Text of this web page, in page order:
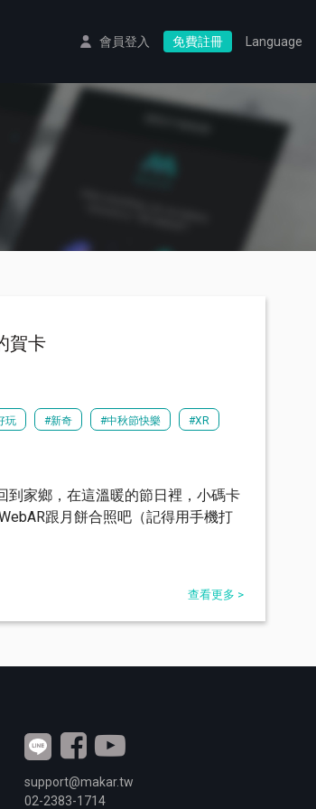
會員登入 免費註冊 Language
賀卡
玩 #新奇 #中秋節快樂 #XR
到家鄉，在這溫暖的節日裡，小碼卡
跟月餅合照吧（記得用手機打
查看更多 >
support@makar.tw
02-2383-1714